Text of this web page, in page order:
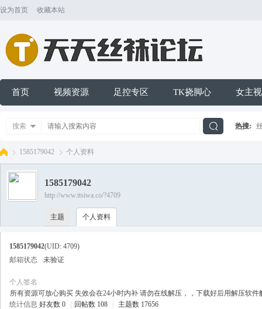
设为首页 收藏本站
首页 视频资源 足控专区 TK挠脚心 女主
搜索 热搜:
›
1585179042 个人资料
1585179042
http://www.ttsiwa.co/?4709
主题 个人资料
1585179042(UID: 4709)
邮箱状态
未验证
个人签名
所有资源可放心购买 失效会在24小时内补 请勿在线解压，，下载好后用解压软件
统计信息 好友数 0 回帖数 108 主题数 17656